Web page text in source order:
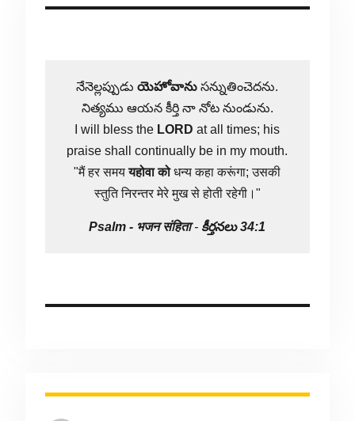
నేనెల్లప్పుడుయెహోవాను సన్నుతించెదను.
నిత్యము ఆయన కీర్తి నా నోట నుండును.
I will bless the LORD at all times; his
praise shall continually be in my mouth.
"मैं हर समययहोवा कोधन्य कहा करूंगा; उसकी
स्तुति निरन्तर मेरे मुख से होती रहेगी।"
Psalm - भजन संहिता- కీర్తనలు 34:1